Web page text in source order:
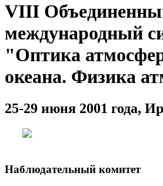
VIII
международный
"Оптика
океана. Физика
25-29 июня 2001 года,
Наблюдательный комитет